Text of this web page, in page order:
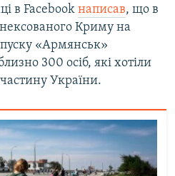
в Facebook написав, що в
Криму на
«Армянськ»
300 осіб, які хотіли
України.